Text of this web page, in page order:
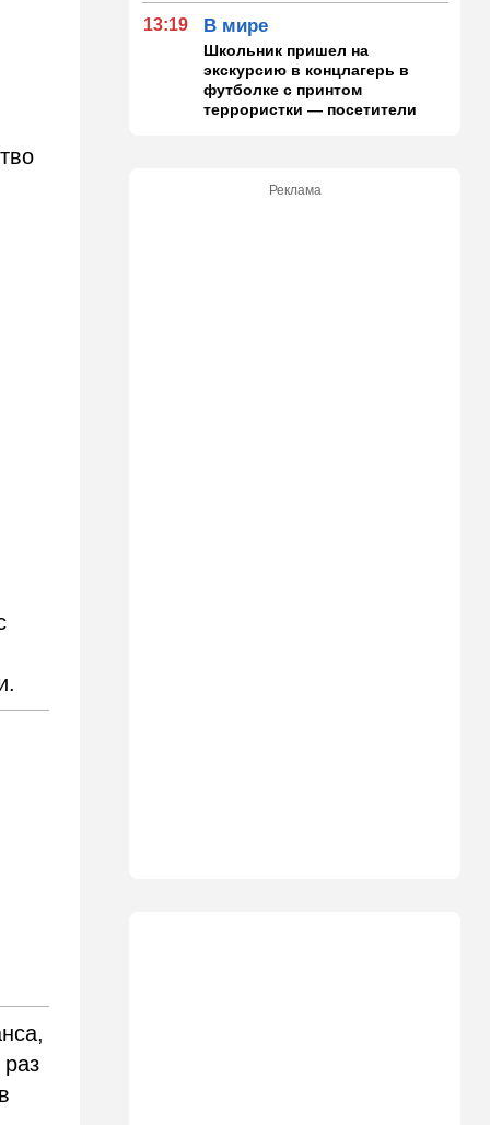
13:19 В мире
Школьник пришел на
экскурсию в концлагерь в
футболке с принтом
террористки — посетители
ООН обеспокоена:
Реклама